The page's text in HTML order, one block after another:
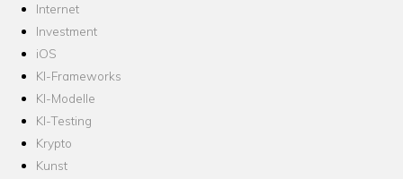
Internet
Investment
iOS
KI-Frameworks
KI-Modelle
KI-Testing
Krypto
Kunst